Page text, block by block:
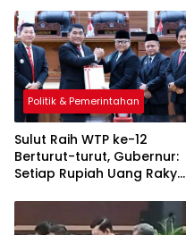
Politik & Pemerintahan
Sulut Raih WTP ke-12
Berturut-turut, Gubernur:
Setiap Rupiah Uang Rakyat
Dipertanggungjawabkan